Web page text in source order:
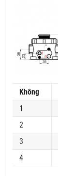
Không
1
2
3
4